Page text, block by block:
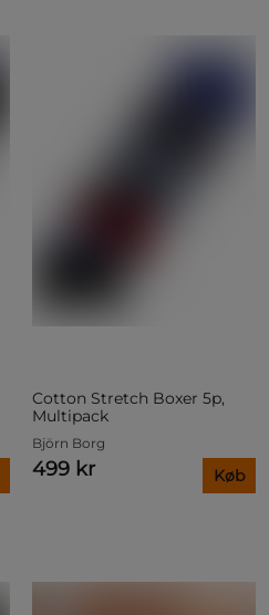
Cotton Stretch Boxer 5p,
Multipack
Björn Borg
499 kr Køb